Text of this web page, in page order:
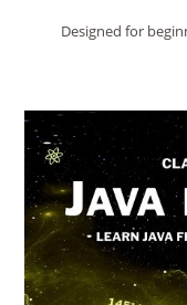
Designed for